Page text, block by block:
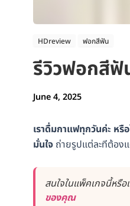
HDreview ฟอกสีฟัน
รีวิวฟอกสีฟั
June 4, 2025
เราดื่มกาแฟทุกวันค่ะ หรื
มั่นใจ ถ่ายรูปแต่ละทีต้อง
สนใจในแพ็คเกจนี้หรื
ของคุณ